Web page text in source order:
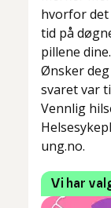
hvorfor det
tid på
pillene dine.
Ønsker
svaret var
Vennlig
ung.no.
Vi har